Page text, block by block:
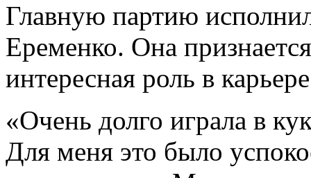
Главную партию
Еременко. Она
интересная роль в
«Очень долго играла в
Для меня это было